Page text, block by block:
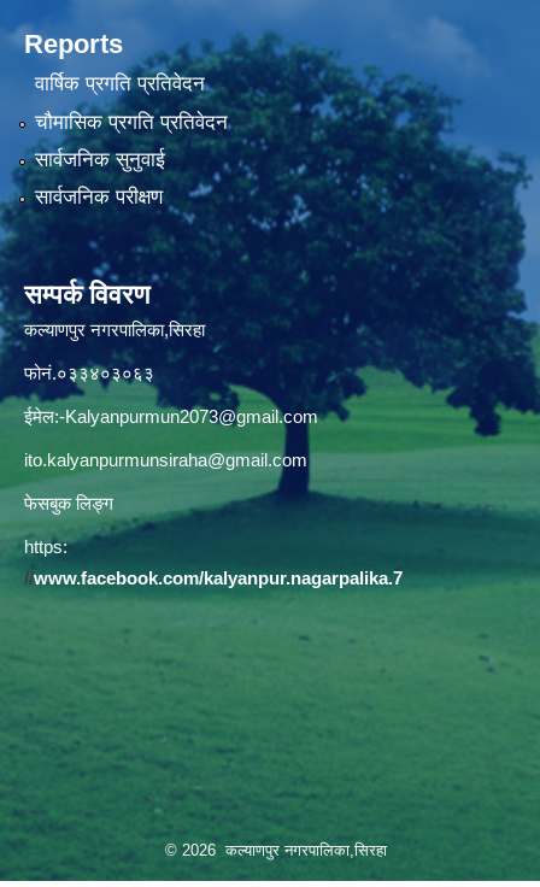
Reports
वार्षिक प्रगति प्रतिवेदन
चौमासिक प्रगति प्रतिवेदन
सार्वजनिक सुनुवाई
सार्वजनिक परीक्षण
सम्पर्क विवरण
कल्याणपुर नगरपालिका,सिरहा
फोनं.०३३४०३०६३
ईमेल:-Kalyanpurmun2073@gmail.com
ito.kalyanpurmunsiraha@gmail.com
फेसबुक लिङ्ग
https:
//www.facebook.com/kalyanpur.nagarpalika.7
© 2026 कल्याणपुर नगरपालिका,सिरहा